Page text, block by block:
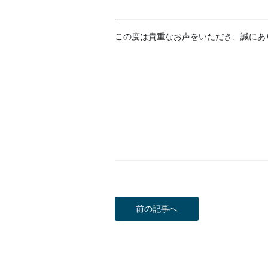
この度は貴重なお声をいただき、誠にあ
前の記事へ